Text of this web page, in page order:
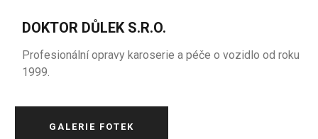
DOKTOR DŮLEK S.R.O.
Profesionální opravy karoserie a péče o vozidlo od roku
1999.
GALERIE FOTEK